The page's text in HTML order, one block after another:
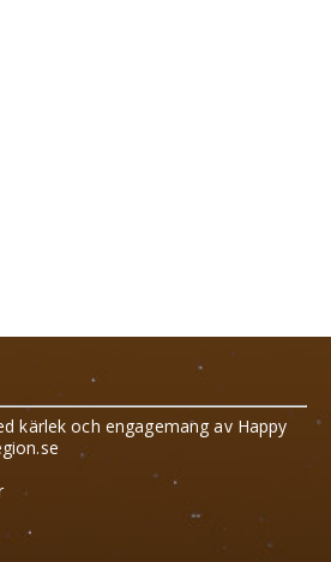
kärlek och engagemang av Happy